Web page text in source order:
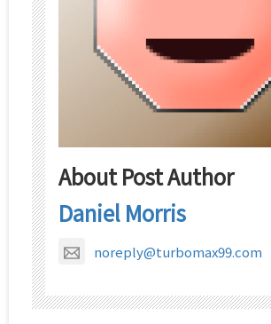
About Post Author
Daniel Morris
noreply@turbomax99.com